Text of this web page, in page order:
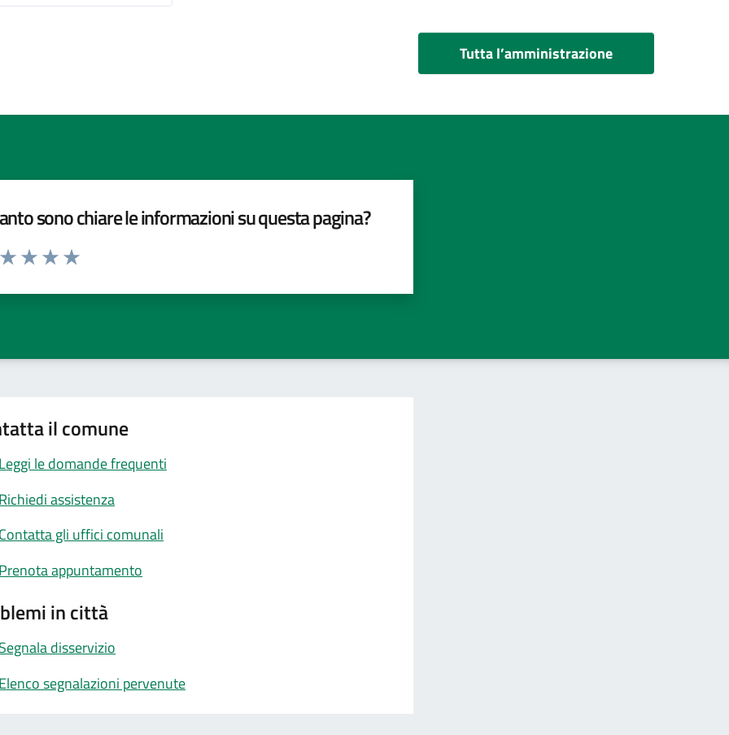
Tutta l’amministrazione
sono chiare le informazioni su questa pagina?
da 1 a 5 stelle la pagina
il comune
Leggi le domande frequenti
Richiedi assistenza
Contatta gli uffici comunali
Prenota appuntamento
in città
Segnala disservizio
Elenco segnalazioni pervenute